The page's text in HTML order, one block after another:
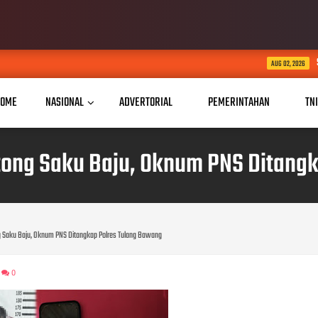
Somasi Diabaikan,
NASIONAL ADVERTORIAL PEMERINTAHAN
Saku Baju, Oknum PNS
Baju, Oknum PNS Ditangkap Polres Tulang Bawang
0